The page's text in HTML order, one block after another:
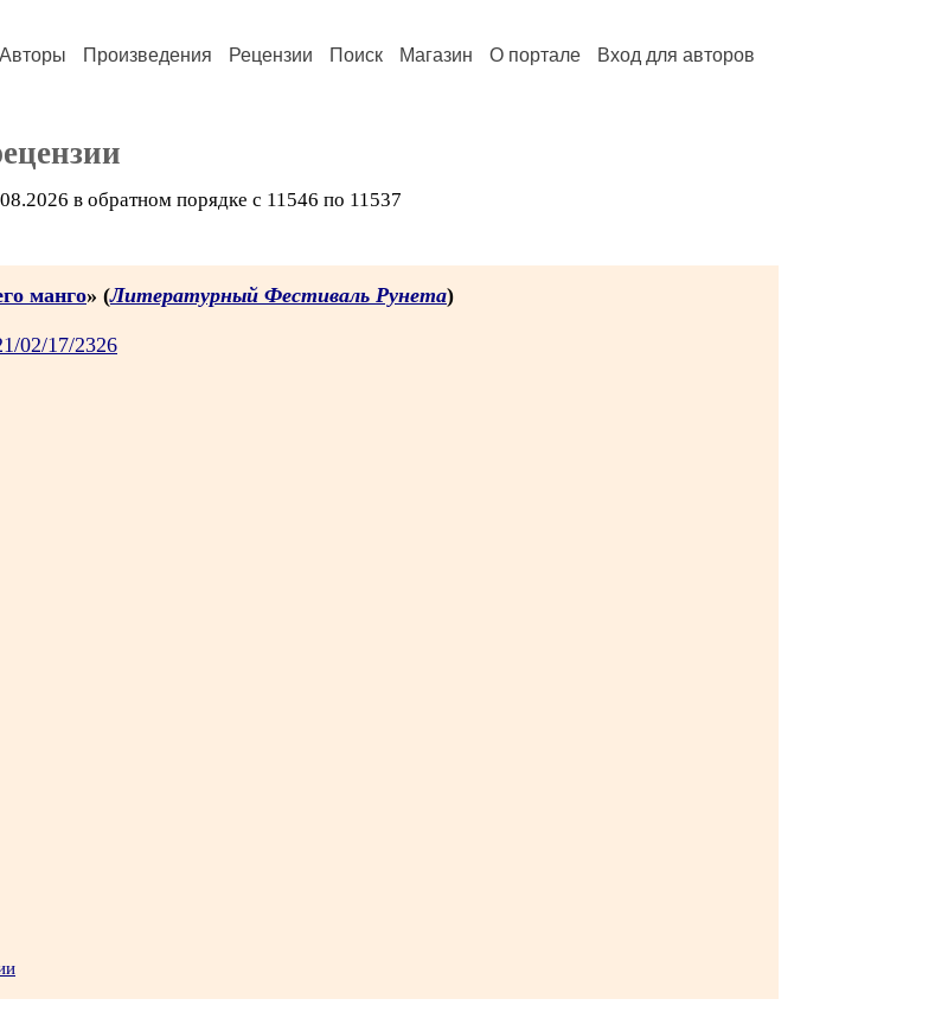
Авторы Произведения Рецензии Поиск Магазин О портале Вход для авторов
в обратном порядке с 11546 по 11537
манго» (Литературный Фестиваль Рунета)
02/17/2326